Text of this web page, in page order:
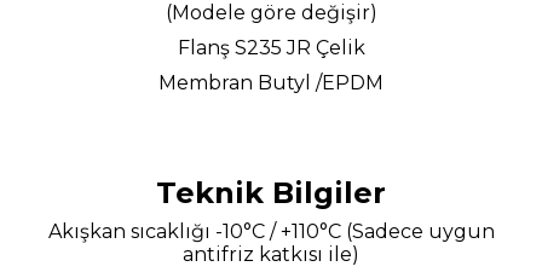
(Modele göre değişir)
Flanş S235 JR Çelik
Membran Butyl /EPDM
Teknik Bilgiler
Akışkan sıcaklığı -10°C / +110°C (Sadece uygun
antifriz katkısı ile)